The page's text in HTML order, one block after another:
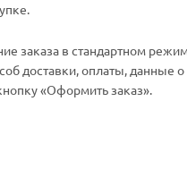
заказа в стандартном
доставки, оплаты, данные
«Оформить заказ».